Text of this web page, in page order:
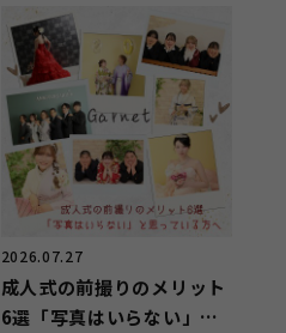
2026.07.27
成人式の前撮りのメリット
6選「写真はいらない」と